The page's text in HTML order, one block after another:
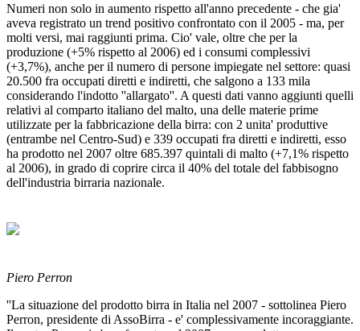
Numeri non solo in aumento rispetto all'anno precedente - che gia'
aveva registrato un trend positivo confrontato con il 2005 - ma, per
molti versi, mai raggiunti prima. Cio' vale, oltre che per la
produzione (+5% rispetto al 2006) ed i consumi complessivi
(+3,7%), anche per il numero di persone impiegate nel settore: quasi
20.500 fra occupati diretti e indiretti, che salgono a 133 mila
considerando l'indotto ''allargato''. A questi dati vanno aggiunti quelli
relativi al comparto italiano del malto, una delle materie prime
utilizzate per la fabbricazione della birra: con 2 unita' produttive
(entrambe nel Centro-Sud) e 339 occupati fra diretti e indiretti, esso
ha prodotto nel 2007 oltre 685.397 quintali di malto (+7,1% rispetto
al 2006), in grado di coprire circa il 40% del totale del fabbisogno
dell'industria birraria nazionale.
Piero Perron
''La situazione del prodotto birra in Italia nel 2007 - sottolinea Piero
Perron, presidente di AssoBirra - e' complessivamente incoraggiante.